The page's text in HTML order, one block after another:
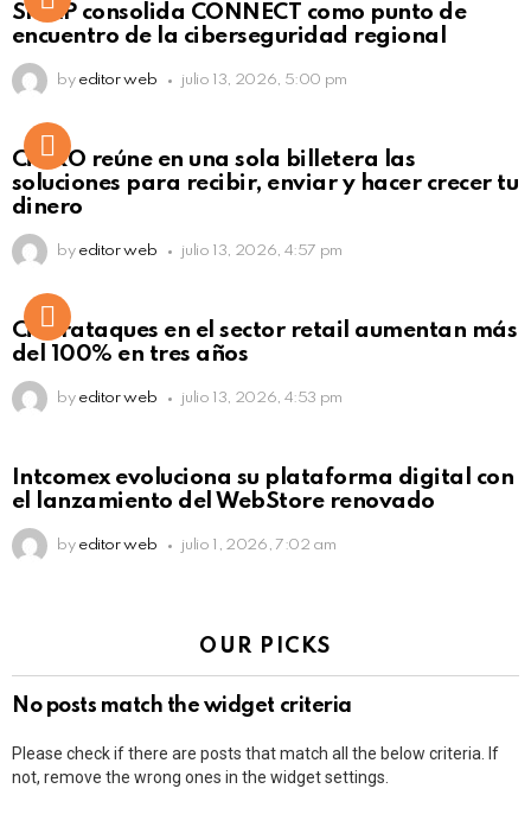
Click to view this post
SISAP consolida CONNECT como punto de
encuentro de la ciberseguridad regional
by editor web julio 13, 2026, 5:00 pm
Not Safe For Work
Click to view this post
CiNKO reúne en una sola billetera las
soluciones para recibir, enviar y hacer crecer tu
dinero
by editor web julio 13, 2026, 4:57 pm
Ciberataques en el sector retail aumentan más
del 100% en tres años
by editor web julio 13, 2026, 4:53 pm
Intcomex evoluciona su plataforma digital con
el lanzamiento del WebStore renovado
by editor web julio 1, 2026, 7:02 am
OUR PICKS
No posts match the widget criteria
Please check if there are posts that match all the below criteria. If
not, remove the wrong ones in the widget settings.